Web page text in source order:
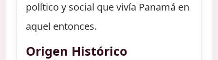
político y social que vivía Panamá en
aquel entonces.
Origen Histórico